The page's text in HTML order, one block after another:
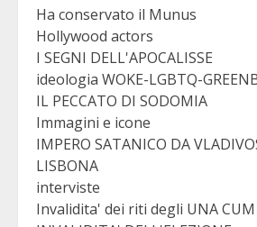
Ha conservato il Munus
Hollywood actors
I SEGNI DELL'APOCALISSE
ideologia WOKE-LGBTQ-
IL PECCATO DI SODOMIA
Immagini e icone
IMPERO SATANICO DA
LISBONA
interviste
Invalidita' dei riti degli UNA CUM